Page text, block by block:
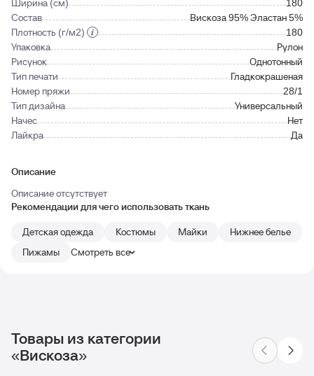
Ширина (см)
180
Состав
Вискоза 95% Эластан 5%
Плотность (г/м2)
180
Упаковка
Рулон
Рисунок
Однотонный
Тип печати
Гладкокрашеная
Номер пряжи
28/1
Тип дизайна
Универсальный
Начес
Нет
Лайкра
Да
Описание
Описание отсутствует
Рекомендации для чего использовать ткань
Детская одежда
Костюмы Майки
Нижнее белье
Пижамы
Смотреть все
Товары из категории
«Вискоза»